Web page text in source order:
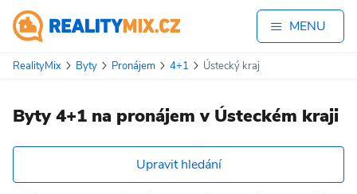
MENU
RealityMix Byty Pronájem 4+1 Ústecký kraj
Byty 4+1 na pronájem v Ústeckém kraji
Upravit hledání